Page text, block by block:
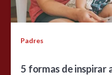
Padres
5 formas de inspirar